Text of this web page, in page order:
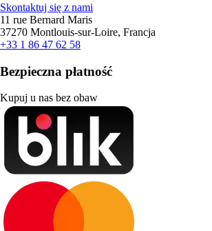
Skontaktuj się z nami
11 rue Bernard Maris
37270 Montlouis-sur-Loire, Francja
+33 1 86 47 62 58
Bezpieczna płatność
Kupuj u nas bez obaw